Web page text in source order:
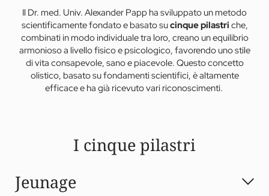
Il Dr. med. Univ. Alexander Papp ha sviluppato un metodo
scientificamente fondato e basato sucinque pilastri che,
combinati in modo individuale tra loro, creano un equilibrio
armonioso a livello fisico e psicologico, favorendo uno stile
di vita consapevole, sano e piacevole. Questo concetto
olistico, basato su fondamenti scientifici, è altamente
efficace e ha già ricevuto vari riconoscimenti.
I cinque pilastri
Jeunage